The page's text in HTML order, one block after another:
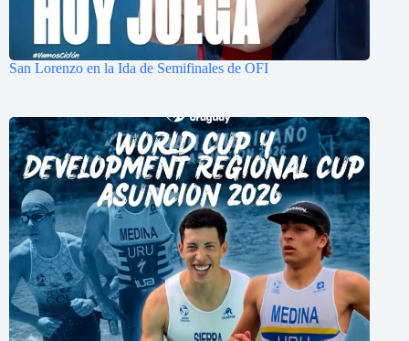
San Lorenzo en la Ida de Semifinales de OFI